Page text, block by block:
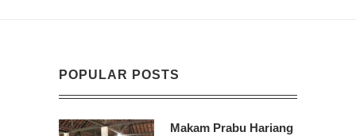
POPULAR POSTS
Makam Prabu Hariang